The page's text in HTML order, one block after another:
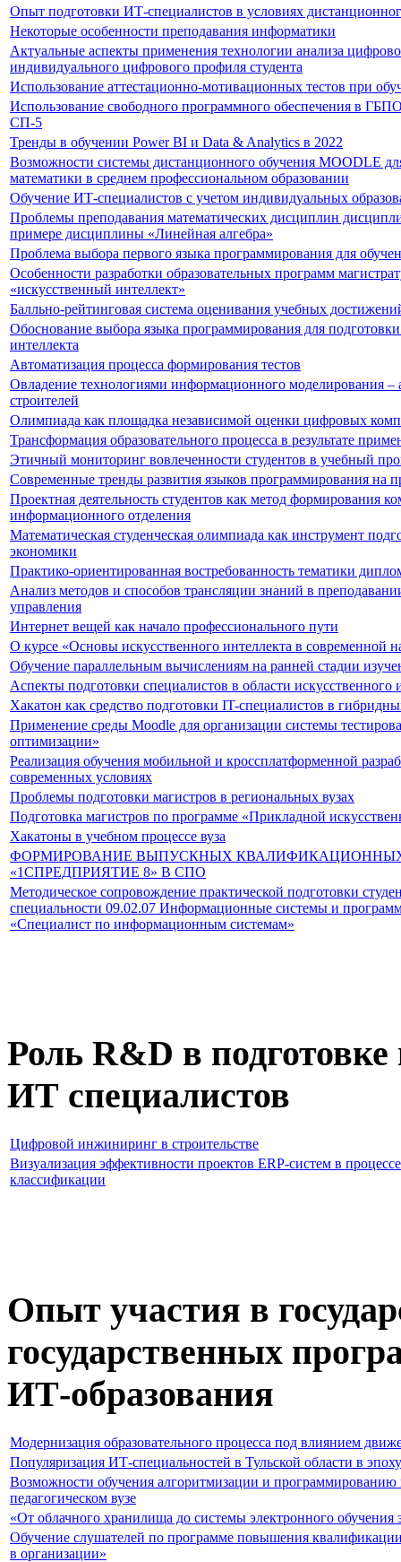
Опыт подготовки ИТ-специалистов в условиях
Некоторые особенности преподавания информатики
Актуальные аспекты применения технологии анализа
индивидуального цифрового профиля студента
Использование аттестационно-мотивационных тестов при
Использование свободного программного обеспечения в
СП-5
Тренды в обучении Power BI и Data & Analytics в 2022
Возможности системы дистанционного обучения MOODLE
математики в среднем профессиональном образовании
Обучение ИТ-специалистов с учетом индивидуальных
Проблемы преподавания математических дисциплин
примере дисциплины «Линейная алгебра»
Проблема выбора первого языка программирования для
Особенности разработки образовательных программ
«искусственный интеллект»
Балльно-рейтинговая система оценивания учебных
Обоснование выбора языка программирования для
интеллекта
Автоматизация процесса формирования тестов
Овладение технологиями информационного моделирования –
строителей
Олимпиада как площадка независимой оценки цифровых
Трансформация образовательного процесса в результате
Этичный мониторинг вовлеченности студентов в учебный
Современные тренды развития языков программирования на
Проектная деятельность студентов как метод формирования
информационного отделения
Математическая студенческая олимпиада как инструмент
экономики
Практико-ориентированная востребованность тематики
Анализ методов и способов трансляции знаний в
управления
Интернет вещей как начало профессионального пути
О курсе «Основы искусственного интеллекта в современной
Обучение параллельным вычислениям на ранней стадии
Аспекты подготовки специалистов в области искусственного
Хакатон как средство подготовки IT-специалистов в
Применение среды Moodle для организации системы
оптимизации»
Реализация обучения мобильной и кроссплатформенной
современных условиях
Проблемы подготовки магистров в региональных вузах
Подготовка магистров по программе «Прикладной
Хакатоны в учебном процессе вуза
ФОРМИРОВАНИЕ ВЫПУСКНЫХ
«1СПРЕДПРИЯТИЕ 8» В СПО
Методическое сопровождение практической подготовки
специальности 09.02.07 Информационные системы и
«Специалист по информационным системам»
Роль R&D в
ИТ специалистов
Цифровой инжиниринг в строительстве
Визуализация эффективности проектов ERP-систем в
классификации
Опыт участия в
государственных
ИТ-образования
Модернизация образовательного процесса под влиянием
Популяризация ИТ-специальностей в Тульской области в
Возможности обучения алгоритмизации и
педагогическом вузе
«От облачного хранилища до системы электронного обучения
Обучение слушателей по программе повышения
в организации»